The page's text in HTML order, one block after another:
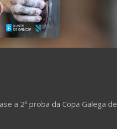
a 2º proba da Copa Galega de